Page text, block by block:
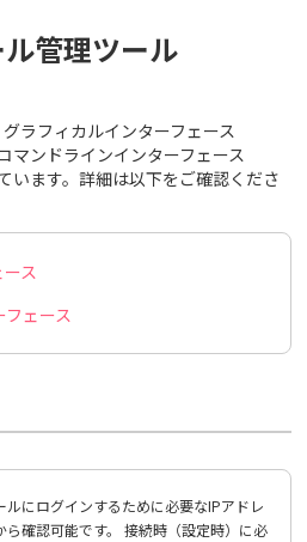
管理ツール
ラフィカルインターフェース
マンドラインインターフェース
います。詳細は以下をご確認くださ
ス
ェース
にログインするために必要なIPアドレ
ら確認可能です。 接続時（設定時）に必